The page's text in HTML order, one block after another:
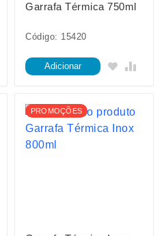
Garrafa Térmica 750ml
Código: 15420
Adicionar
PROMOÇÕES